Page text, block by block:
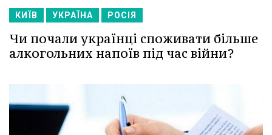
КИЇВ УКРАЇНА РОСІЯ
Чи почали українці споживати більше
алкогольних напоїв під час війни?